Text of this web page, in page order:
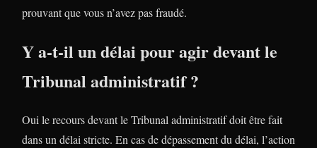
prouvant que vous n’avez pas fraudé.
Y a-t-il un délai pour agir devant le
Tribunal administratif ?
Oui le recours devant le Tribunal administratif doit être fait
dans un délai stricte. En cas de dépassement du délai, l’action